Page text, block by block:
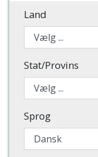
Land
Stat/Provins
Sprog